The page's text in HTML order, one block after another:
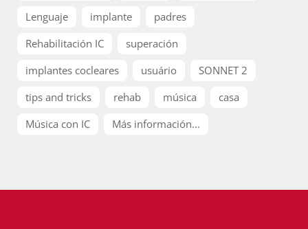
Lenguaje
implante
padres
Rehabilitación IC
superación
implantes cocleares
usuário
SONNET 2
tips and tricks
rehab música
casa
Música con IC
Más información...